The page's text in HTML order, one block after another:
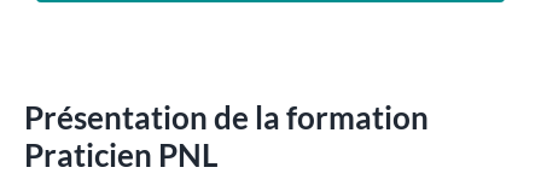
Présentation de la formation
Praticien PNL